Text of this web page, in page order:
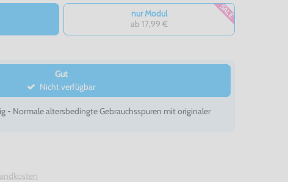
nur Modul
ab 17,99 €
SALE
Gut
Nicht verfügbar
- Normale altersbedingte Gebrauchsspuren mit originaler